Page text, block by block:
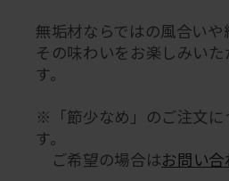
無垢材ならではの風合い
その味わいをお楽しみい
す。
※「節少なめ」のご注文に
す。
ご希望の場合はお問い合